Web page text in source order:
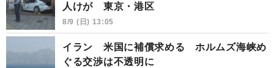
人けが 東京・港区
8/9 (日) 13:05
イラン 米国に補償求める ホルムズ海峡め
ぐる交渉は不透明に